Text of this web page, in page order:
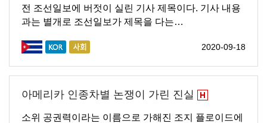
전 조선일보에 버젓이 실린 기사 제목이다. 기사 내용
과는 별개로 조선일보가 제목을 다는…
2020-09-18
아메리카 인종차별 논쟁이 가린 진실
소위 공권력이라는 이름으로 가해진 조지 플로이드에